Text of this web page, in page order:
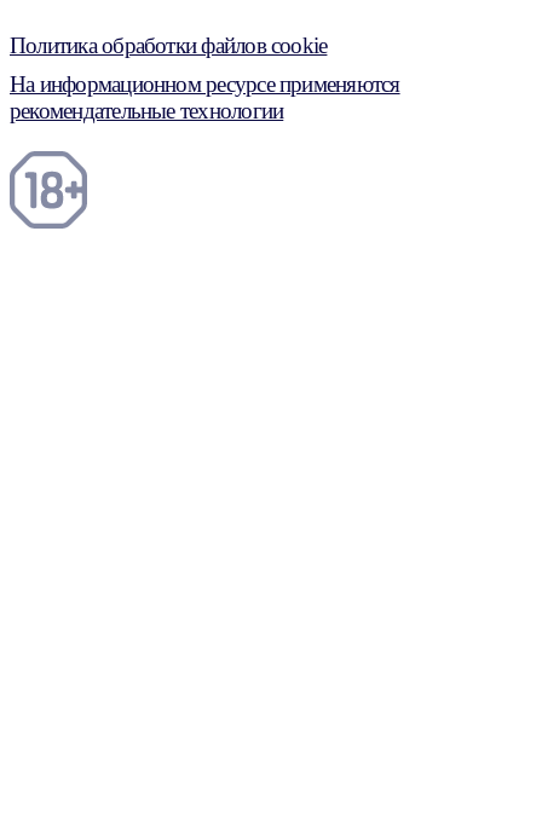
Политика обработки файлов cookie
На информационном ресурсе применяются
рекомендательные технологии